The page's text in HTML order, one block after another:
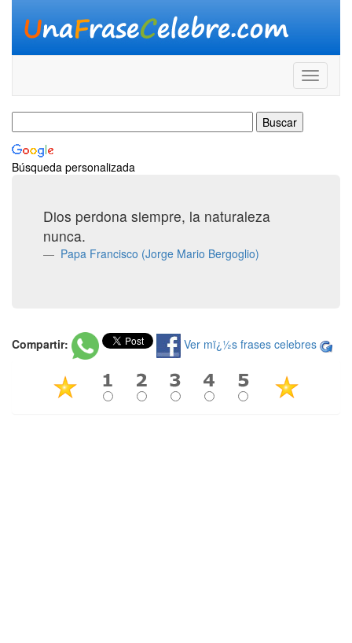
Búsqueda personalizada
Dios perdona siempre, la naturaleza
nunca.
Papa Francisco (Jorge Mario Bergoglio)
Compartir: Ver mï¿½s frases celebres